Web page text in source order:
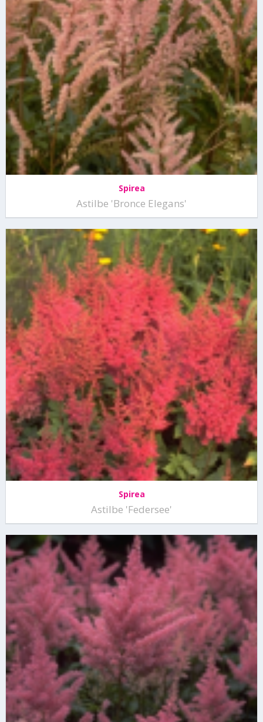
Spirea
Astilbe 'Bronce Elegans'
Spirea
Astilbe 'Federsee'